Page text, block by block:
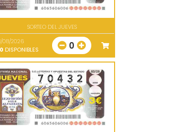
SORTEO DEL JUEVES
08/2026
DISPONIBLES 0